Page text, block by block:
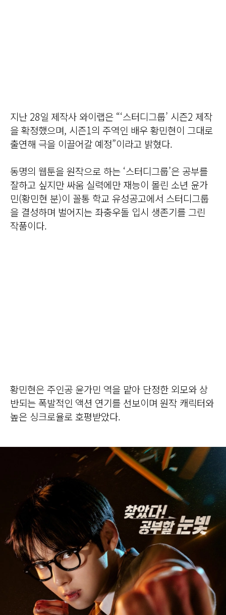
지난 28일 제작사 와이랩은 “‘스터디그룹’ 시즌2 제작
을 확정했으며, 시즌1의 주역인 배우 황민현이 그대로
출연해 극을 이끌어갈 예정”이라고 밝혔다.
동명의 웹툰을 원작으로 하는 ‘스터디그룹’은 공부를
잘하고 싶지만 싸움 실력에만 재능이 몰린 소년 윤가
민(황민현 분)이 꼴통 학교 유성공고에서 스터디그룹
을 결성하며 벌어지는 좌충우돌 입시 생존기를 그린
작품이다.
황민현은 주인공 윤가민 역을 맡아 단정한 외모와 상
반되는 폭발적인 액션 연기를 선보이며 원작 캐릭터와
높은 싱크로율로 호평받았다.